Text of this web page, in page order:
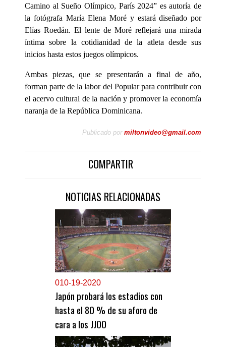
Camino al Sueño Olímpico, París 2024” es autoría de
la fotógrafa María Elena Moré y estará diseñado por
Elías Roedán. El lente de Moré reflejará una mirada
íntima sobre la cotidianidad de la atleta desde sus
inicios hasta estos juegos olímpicos.
Ambas piezas, que se presentarán a final de año,
forman parte de la labor del Popular para contribuir con
el acervo cultural de la nación y promover la economía
naranja de la República Dominicana.
Publicado por miltonvideo@gmail.com
COMPARTIR
NOTICIAS RELACIONADAS
010-19-2020
Japón probará los estadios con
hasta el 80 % de su aforo de
cara a los JJOO